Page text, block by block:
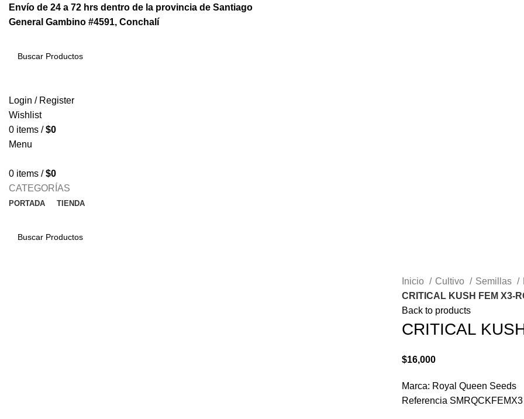
Envío de 24 a 72 hrs dentro de la provincia de Santiago
General Gambino #4591, Conchalí
Login / Register
Wishlist
0 items / $0
Menu
0 items / $0
CATEGORÍAS
PORTADA
TIENDA
Inicio Cultivo Semillas
CRITICAL KUSH FEM X3-
Back to products
CRITICAL
$16,000
Marca: Royal Queen Seeds
Referencia SMRQCKFEMX3